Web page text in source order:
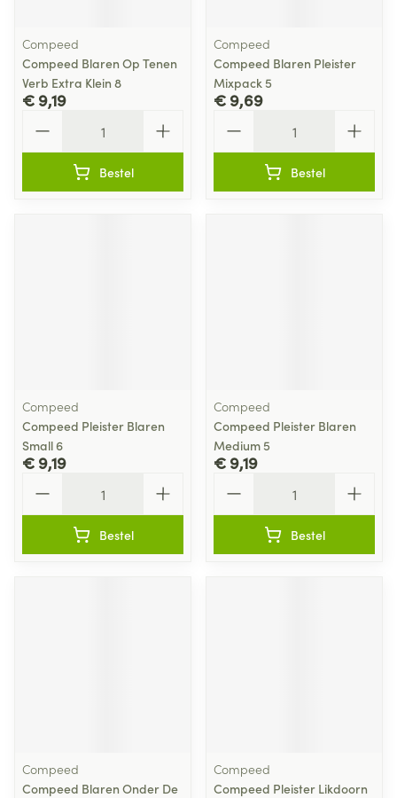
Compeed
Compeed Blaren Op Tenen
Verb Extra Klein 8
€ 9,19
Bestel
Compeed
Compeed Blaren Pleister
Mixpack 5
€ 9,69
Bestel
Compeed
Compeed Pleister Blaren
Small 6
€ 9,19
Bestel
Compeed
Compeed Pleister Blaren
Medium 5
€ 9,19
Bestel
Compeed
Compeed Blaren Onder De
Compeed
Compeed Pleister Likdoorn